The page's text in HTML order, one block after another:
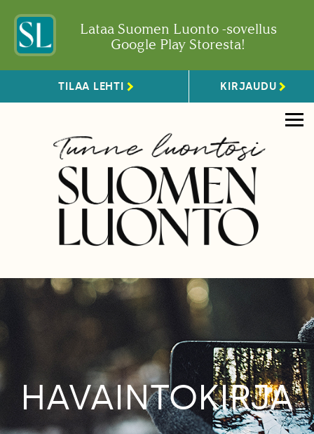
Lataa Suomen Luonto -sovellus
Google Play Storesta!
TILAA LEHTI KIRJAUDU
HAVAINTOKIRJA